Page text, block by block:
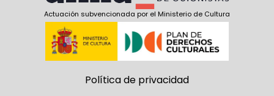
Actuación subvencionada por el Ministerio de Cultura
Política de privacidad